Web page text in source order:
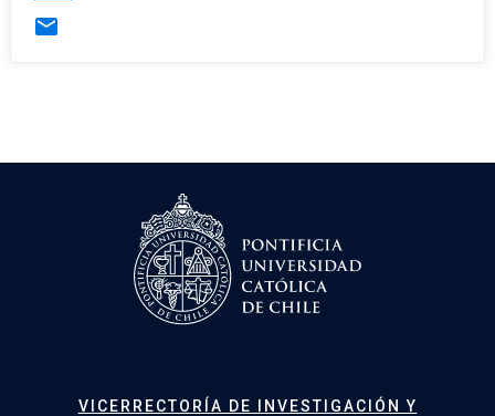
email
VICERRECTORÍA DE INVESTIGACIÓN Y